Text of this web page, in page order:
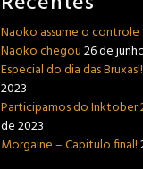
Naoko assume o controle
Naoko chegou26 de
Especial do dia das Bruxas!!
2023
Participamos do Inktober
de 2023
Morgaine – Capitulo final!